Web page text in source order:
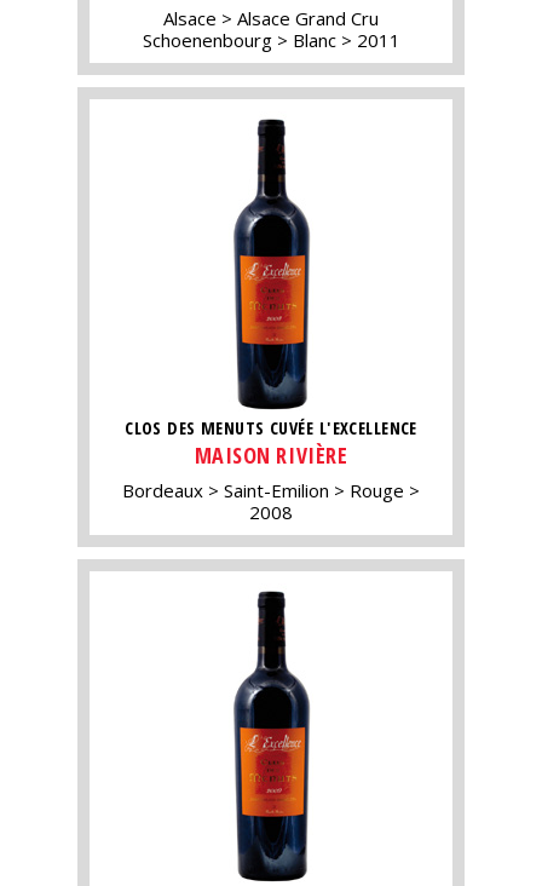
Alsace
Alsace Grand Cru
Schoenenbourg
Blanc 2011
CLOS DES MENUTS CUVÉE L'EXCELLENCE
MAISON RIVIÈRE
Bordeaux Saint-Emilion
Rouge
2008